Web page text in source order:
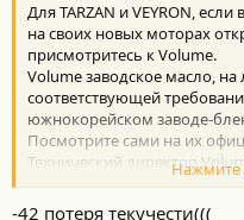
и
:
Для TARZAN и VEYRON,
на своих новых моторах
присмотритесь к Volume.
Volume заводское масло,
соответствующей
южнокорейском заводе-
Посмотрите сами на их
Технический директор
клубе, кажется честным и
если вам понадобиться,
Нажмите
-42 потеря текучести(((